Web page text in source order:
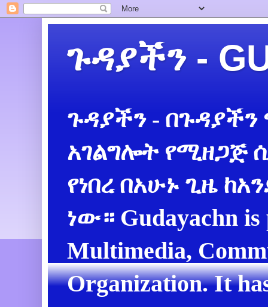
ጉዳያችን -
ጉዳያችን -
አገልግሎት የሚዘጋጅ
የነበረ በአሁኑ ጊዜ
ነው። Gudayachn is
Multimedia,
Organization. It